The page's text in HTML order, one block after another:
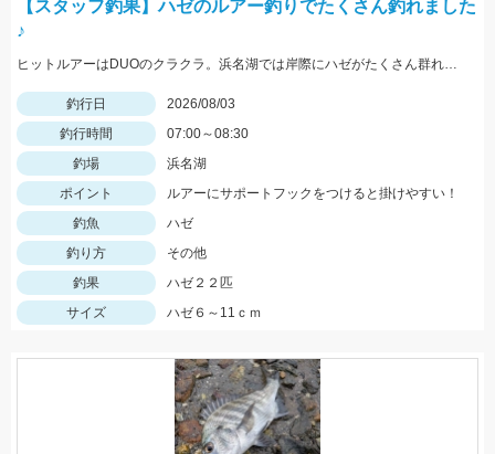
【スタッフ釣果】ハゼのルアー釣りでたくさん釣れました
♪
ヒットルアーはDUOのクラクラ。浜名湖では岸際にハゼがたくさん群れているのが見えます。ハゼ用のルアーを底に当てながらゆっくり巻くだけ！ハゼがたくさんアタックしてきて面白いです。
釣行日
2026/08/03
釣行時間
07:00～08:30
釣場
浜名湖
ポイント
ルアーにサポートフックをつけると掛けやすい！
釣魚
ハゼ
釣り方
その他
釣果
ハゼ２２匹
サイズ
ハゼ６～11ｃｍ